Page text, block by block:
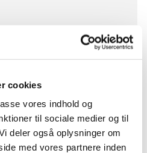
cookies
vores indhold og
til sociale medier og til
deler også oplysninger om
med vores partnere inden
sange, gospel og pop i
altid plads til nye!